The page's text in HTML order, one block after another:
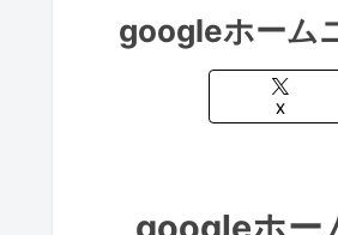
googleホーム
X